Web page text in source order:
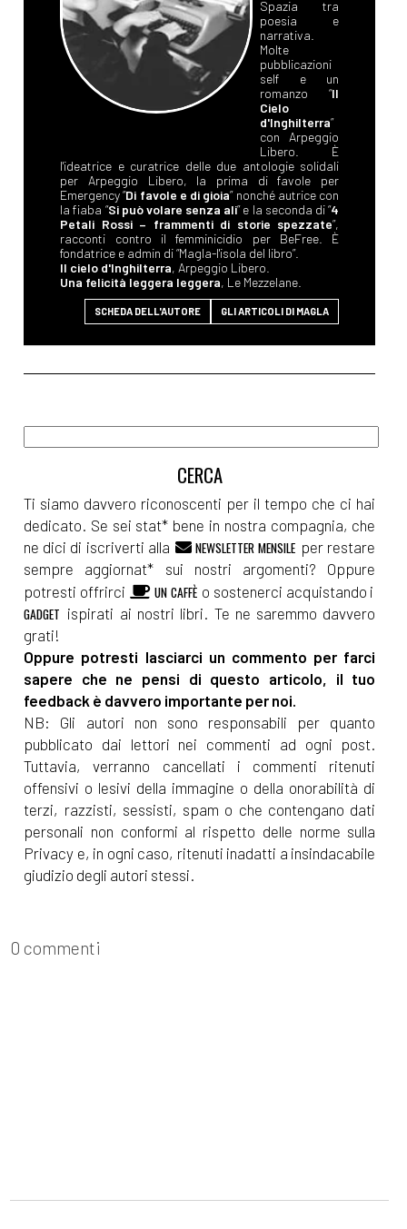
Spazia tra
poesia e
narrativa.
Molte
pubblicazioni
self e un
romanzo “Il
Cielo
d'Inghilterra”
con Arpeggio
Libero. È
l'ideatrice e curatrice delle due antologie solidali
per Arpeggio Libero, la prima di favole per
Emergency “Di favole e di gioia” nonché autrice con
la fiaba “Si può volare senza ali” e la seconda di “4
Petali Rossi – frammenti di storie spezzate”,
racconti contro il femminicidio per BeFree. È
fondatrice e admin di “Magla-l'isola del libro”.
Il cielo d'Inghilterra, Arpeggio Libero.
Una felicità leggera leggera, Le Mezzelane.
GLI ARTICOLI DI MAGLA
SCHEDA DELL'AUTORE
Ti siamo davvero riconoscenti per il tempo che ci hai
dedicato. Se sei stat* bene in nostra compagnia, che
ne dici di iscriverti alla
NEWSLETTER MENSILE per restare
sempre aggiornat* sui nostri argomenti? Oppure
potresti offrirci
UN CAFFÈ o sostenerci acquistando i
GADGET ispirati ai nostri libri. Te ne saremmo davvero
grati!
Oppure potresti lasciarci un commento per farci
sapere che ne pensi di questo articolo, il tuo
feedback è davvero importante per noi.
NB: Gli autori non sono responsabili per quanto
pubblicato dai lettori nei commenti ad ogni post.
Tuttavia, verranno cancellati i commenti ritenuti
offensivi o lesivi della immagine o della onorabilità di
terzi, razzisti, sessisti, spam o che contengano dati
personali non conformi al rispetto delle norme sulla
Privacy e, in ogni caso, ritenuti inadatti a insindacabile
giudizio degli autori stessi.
0 commenti